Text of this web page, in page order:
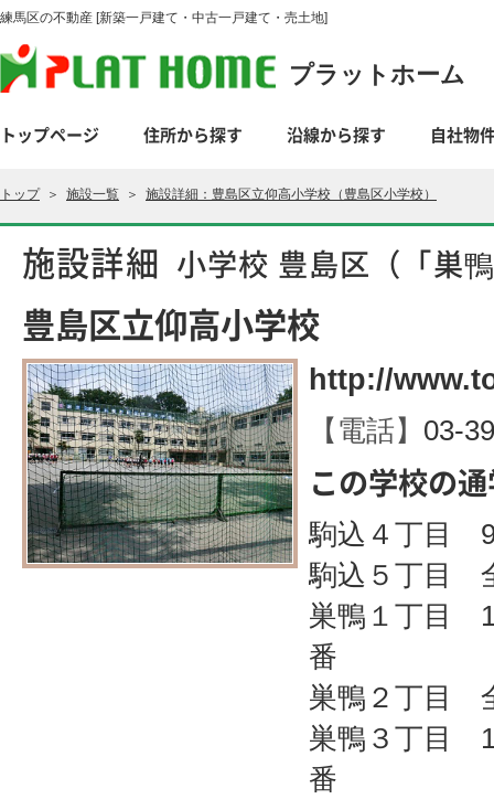
練馬区の不動産 [新築一戸建て・中古一戸建て・売土地]
プラットホーム
トップページ 住所から探す 沿線から探す 自社物
トップ＞ 施設一覧 ＞ 施設詳細：豊島区立仰高小学校（豊島区小学校）
施設詳細 小学校 豊島区（「巣
豊島区立仰高小学校
http://
【電話】 03-
この学校の
駒込４丁目
駒込５丁目
巣鴨１丁目 1
番
巣鴨２丁目
巣鴨３丁目 1
番